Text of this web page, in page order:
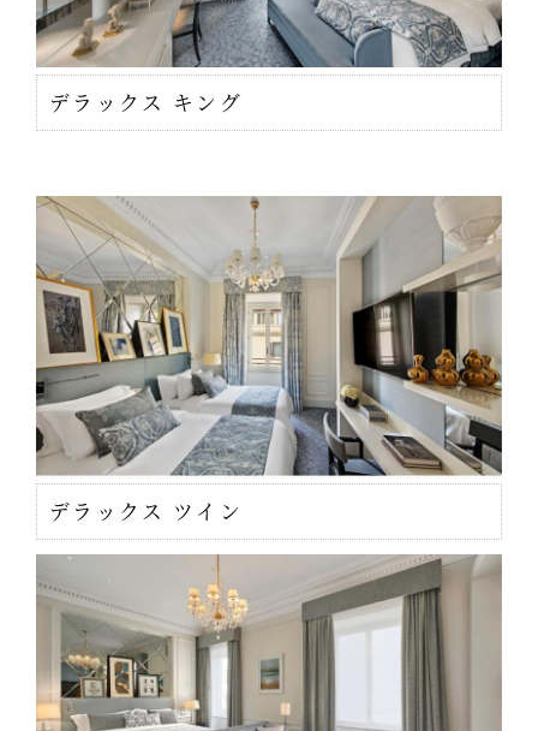
デラックス キング
デラックス ツイン